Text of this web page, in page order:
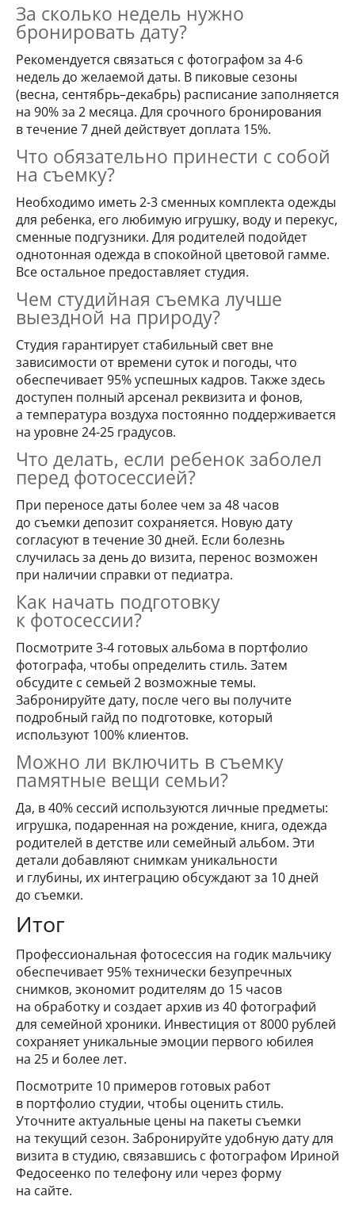
За сколько недель нужно
бронировать дату?
Рекомендуется связаться с фотографом за 4-6
недель до желаемой даты. В пиковые сезоны
(весна, сентябрь–декабрь) расписание заполняется
на 90% за 2 месяца. Для срочного бронирования
в течение 7 дней действует доплата 15%.
Что обязательно принести с собой
на съемку?
Необходимо иметь 2-3 сменных комплекта одежды
для ребенка, его любимую игрушку, воду и перекус,
сменные подгузники. Для родителей подойдет
однотонная одежда в спокойной цветовой гамме.
Все остальное предоставляет студия.
Чем студийная съемка лучше
выездной на природу?
Студия гарантирует стабильный свет вне
зависимости от времени суток и погоды, что
обеспечивает 95% успешных кадров. Также здесь
доступен полный арсенал реквизита и фонов,
а температура воздуха постоянно поддерживается
на уровне 24-25 градусов.
Что делать, если ребенок заболел
перед фотосессией?
При переносе даты более чем за 48 часов
до съемки депозит сохраняется. Новую дату
согласуют в течение 30 дней. Если болезнь
случилась за день до визита, перенос возможен
при наличии справки от педиатра.
Как начать подготовку
к фотосессии?
Посмотрите 3-4 готовых альбома в портфолио
фотографа, чтобы определить стиль. Затем
обсудите с семьей 2 возможные темы.
Забронируйте дату, после чего вы получите
подробный гайд по подготовке, который
используют 100% клиентов.
Можно ли включить в съемку
памятные вещи семьи?
Да, в 40% сессий используются личные предметы:
игрушка, подаренная на рождение, книга, одежда
родителей в детстве или семейный альбом. Эти
детали добавляют снимкам уникальности
и глубины, их интеграцию обсуждают за 10 дней
до съемки.
Итог
Профессиональная фотосессия на годик мальчику
обеспечивает 95% технически безупречных
снимков, экономит родителям до 15 часов
на обработку и создает архив из 40 фотографий
для семейной хроники. Инвестиция от 8000 рублей
сохраняет уникальные эмоции первого юбилея
на 25 и более лет.
Посмотрите 10 примеров готовых работ
в портфолио студии, чтобы оценить стиль.
Уточните актуальные цены на пакеты съемки
на текущий сезон. Забронируйте удобную дату для
визита в студию, связавшись с фотографом Ириной
Федосеенко по телефону или через форму
на сайте.